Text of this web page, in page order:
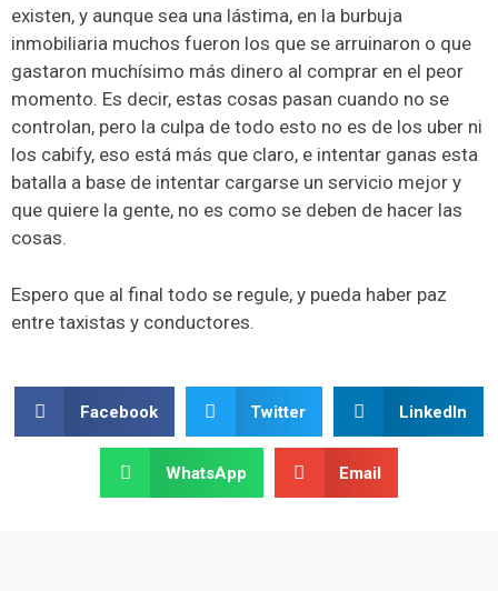
existen, y aunque sea una lástima, en la burbuja
inmobiliaria muchos fueron los que se arruinaron o que
gastaron muchísimo más dinero al comprar en el peor
momento. Es decir, estas cosas pasan cuando no se
controlan, pero la culpa de todo esto no es de los uber ni
los cabify, eso está más que claro, e intentar ganas esta
batalla a base de intentar cargarse un servicio mejor y
que quiere la gente, no es como se deben de hacer las
cosas.
Espero que al final todo se regule, y pueda haber paz
entre taxistas y conductores.
Facebook Twitter LinkedIn
WhatsApp Email